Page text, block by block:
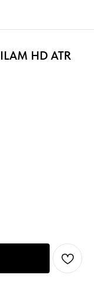
HD ATR